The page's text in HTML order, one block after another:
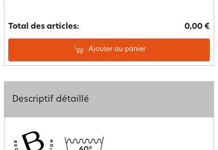
Total des articles: 0,00 €
Ajouter au panier
Descriptif détaillé